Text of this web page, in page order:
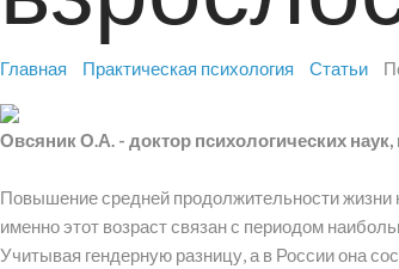
Главная Практическая психология Статьи
Овсяник О.А. - доктор психологических наук,
Повышение средней продолжительности жизни
именно этот возраст связан с периодом
Учитывая гендерную разницу, а в России она